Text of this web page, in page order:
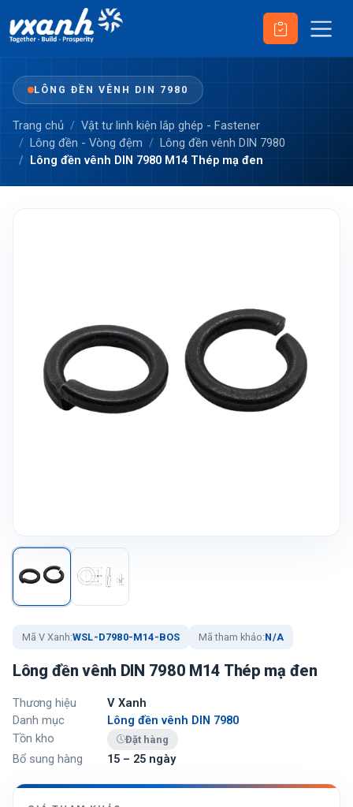
LÔNG ĐỀN VÊNH DIN 7980
Trang chủ
Vật tư linh kiện lắp ghép - Fastener
Lông đền - Vòng đệm
Lông đền vênh DIN 7980
Lông đền vênh DIN 7980 M14 Thép mạ đen
Mã V Xanh:WSL-D7980-M14-BOS Mã tham khảo:N/A
Lông đền vênh DIN 7980 M14 Thép mạ đen
Thương hiệu
V Xanh
Danh mục
Lông đền vênh DIN 7980
Tồn kho
Đặt hàng
Bổ sung hàng 15 – 25 ngày